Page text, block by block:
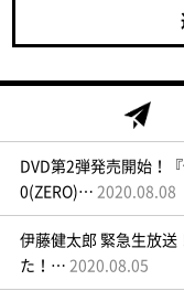
DVD第2弾発売開始！
0(ZERO)… 2020.08.08
伊藤健太郎 緊急生放
た！… 2020.08.05